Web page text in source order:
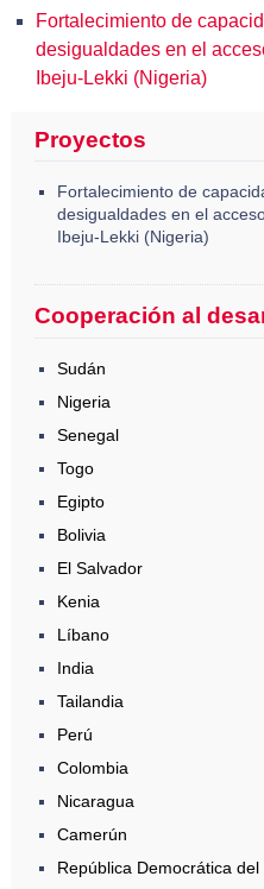
Fortalecimiento de
desigualdades en el
Ibeju-Lekki (Nigeria)
Proyectos
Fortalecimiento de
desigualdades en el
Ibeju-Lekki (Nigeria)
Cooperación al
Sudán
Nigeria
Senegal
Togo
Egipto
Bolivia
El Salvador
Kenia
Líbano
India
Tailandia
Perú
Colombia
Nicaragua
Camerún
República Democrática del